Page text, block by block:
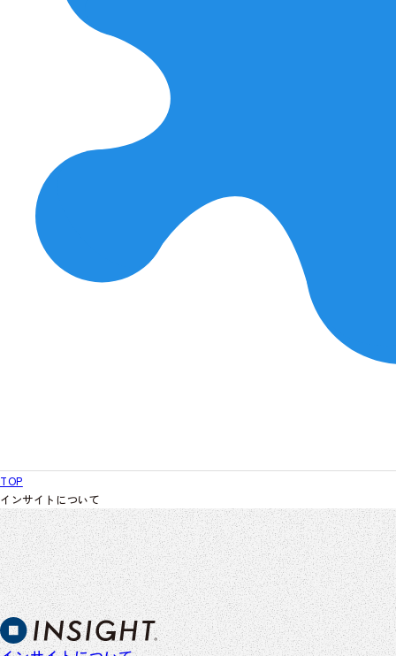
TOP
インサイトについて